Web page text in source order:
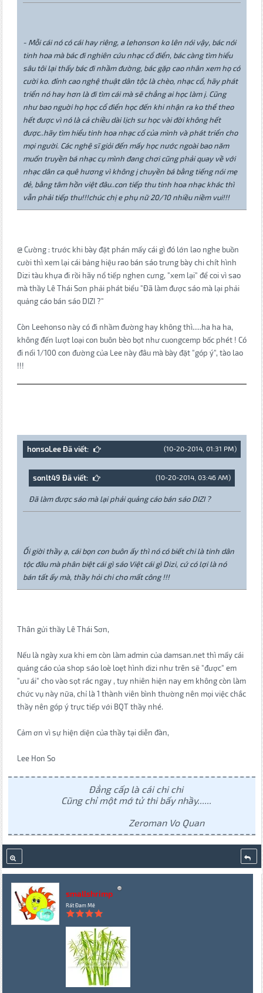
- Mỗi cái nó có cái hay riêng, a lehonson ko lên nói vậy, bác nói
tinh hoa mà bác đi nghiên cứu nhạc cổ điển, bác càng tìm hiểu
sâu tôi lại thấy bác đi nhầm đường, bác gặp cao nhân xem họ có
cười ko. đỉnh cao nghệ thuật dân tộc là chèo, nhạc cổ, hãy phát
triển nó hay hơn là đi tìm cái mà sẽ chẳng ai học làm j. Cũng
như bao nguời họ học cổ điển học đến khi nhận ra ko thể theo
hết được vì nó là cả chiều dài lịch sư học vài đời không hết
được..hãy tìm hiểu tinh hoa nhạc cổ của mình và phát triển cho
mọi người. Các nghệ sĩ giỏi đến mấy học nước ngoài bao năm
muốn truyền bá nhạc cụ mình đang chơi cũng phải quay về với
nhạc dân ca quê hương vì không j chuyền bá bằng tiếng nói mẹ
đẻ, bằng tâm hồn việt đâu..con tiếp thu tinh hoa nhạc khác thì
vẫn phải tiếp thu!!!chúc chị e phụ nữ 20/10 nhiều niềm vui!!!
@ Cường : trước khi bày đặt phán mấy cái gì đó lớn lao nghe buồn
cười thì xem lại cái bảng hiệu rao bán sáo trưng bày chi chít hình
Dizi tàu khựa đi rồi hãy nổ tiếp nghen cưng, "xem lại" để coi vì sao
mà thầy Lê Thái Sơn phải phát biểu "Đã làm được sáo mà lại phải
quảng cáo bán sáo DIZI ?"
Còn Leehonso này có đi nhầm đường hay không thì.....ha ha ha,
không đến lượt loại con buôn bèo bọt như cuongcemp bốc phét ! Có
đi nổi 1/100 con đường của Lee này đâu mà bày đặt "góp ý", tào lao
!!!
(10-20-2014, 01:31 PM)
honsoLee Đã viết:
(10-20-2014, 03:46 AM)
sonlt49 Đã viết:
Đã làm được sáo mà lại phải quảng cáo bán sáo DIZI ?
Ối giời thầy ạ, cái bọn con buôn ấy thì nó có biết chi là tinh dân
tộc đâu mà phân biệt cái gì sáo Việt cái gì Dizi, cứ có lợi là nó
bán tất ấy mà, thầy hỏi chi cho mất công !!!
Thân gửi thầy Lê Thái Sơn,
Nếu là ngày xưa khi em còn làm admin của damsan.net thì mấy cái
quảng cáo của shop sáo loè loẹt hình dizi như trên sẽ "được" em
"ưu ái" cho vào sọt rác ngay , tuy nhiên hiện nay em không còn làm
chức vụ này nữa, chỉ là 1 thành viên bình thường nên mọi việc chắc
thầy nên góp ý trực tiếp với BQT thầy nhé.
Cảm ơn vì sự hiện diện của thầy tại diễn đàn,
Lee Hon So
Đẳng cấp là cái chi chi
Cũng chỉ một mớ tử thi bấy nhầy......
Zeroman Vo Quan
smallshrimp
Rất Đam Mê